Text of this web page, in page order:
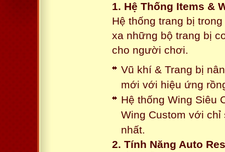
1. Hệ Thống Items &
Hệ thống trang bị
xa những bộ trang bị
cho người chơi.
Vũ khí & Trang bị
mới với hiệu ứng
Hệ thống Wing Siêu
Wing Custom với
nhất.
2. Tính Năng Auto